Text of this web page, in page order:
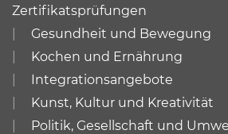
Zertifikatsprüfungen
Gesundheit und Bewegung
Kochen und Ernährung
Integrationsangebote
Kunst, Kultur und Kreativität
Politik, Gesellschaft und